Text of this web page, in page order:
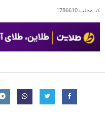
کد مطلب1786610